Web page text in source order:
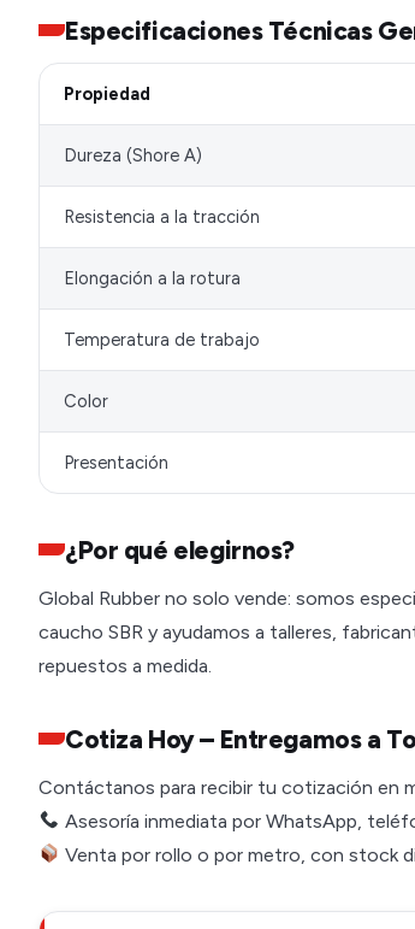
Especificaciones Técnicas
Propiedad
Dureza (Shore A)
Resistencia a la tracción
Elongación a la rotura
Temperatura de trabajo
Color
Presentación
¿Por qué elegirnos?
Global Rubber no solo vende: somos
caucho SBR y ayudamos a talleres,
repuestos a medida.
Cotiza Hoy – Entregamos a
Contáctanos para recibir tu cotización en
Asesoría inmediata por WhatsApp,
Venta por rollo o por metro, con stock